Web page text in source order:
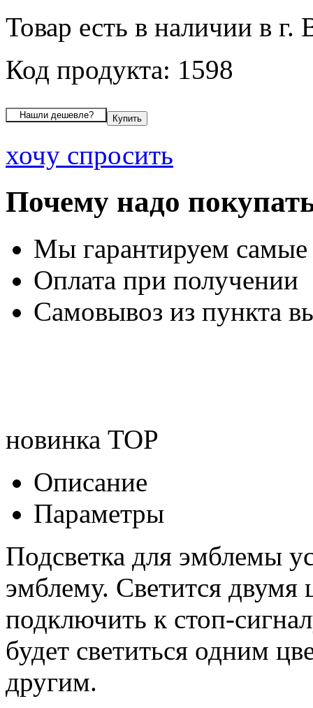
Товар есть в наличии в г.
Код продукта: 1598
хочу спросить
Почему надо
Мы гарантируем
Оплата при получении
Самовывоз из пункта
новинка TOP
Описание
Параметры
Подсветка для эмблемы
эмблему. Светится
подключить к стоп-
будет светиться одним
другим.